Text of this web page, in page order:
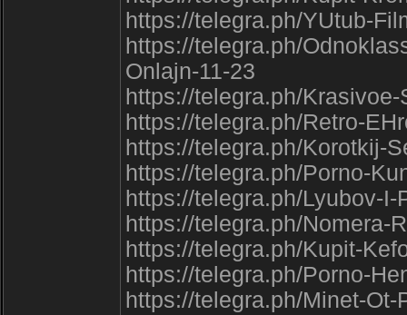
https://telegra.ph/YUtub-
https://telegra.ph/
Onlajn-11-23
https://telegra.ph/
https://telegra.ph/Retro-
https://telegra.ph/Korotkij-
https://telegra.ph/Porno-
https://telegra.ph/Lyubov-
https://telegra.ph/Nomera-
https://telegra.ph/Kupit-
https://telegra.ph/Porno-
https://telegra.ph/Minet-